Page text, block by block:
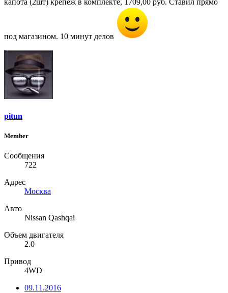
под магазином. 10 минут делов
pitun
Member
Сообщения
722
Адрес
Москва
Авто
Nissan Qashqai
Объем двигателя
2.0
Привод
4WD
09.11.2016